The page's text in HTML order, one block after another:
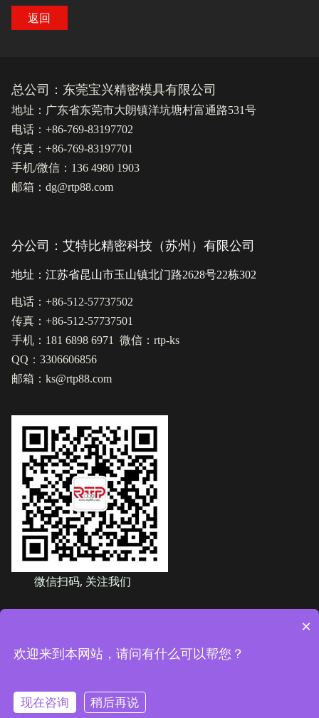
返回
总公司：东莞宝兴精密模具有限公司
地址：广东省东莞市大朗镇洋坑塘村富通路531号
电话：+86-769-83197702
传真：+86-769-83197701
手机/微信：136 4980 1903
邮箱：dg@rtp88.com
分公司：艾特比精密科技（苏州）有限公司
地址：江苏省昆山市玉山镇北门路2628号22栋302
电话：+86-512-57737502
传真：+86-512-57737501
手机：181 6898 6971 微信：rtp-ks
QQ：3306606856
邮箱：ks@rtp88.com
微信扫码, 关注我们
东莞宝兴精密模具有限公司 版权所有
×
欢迎来到本网站，请问有什么可以帮您？
现在咨询 稍后再说